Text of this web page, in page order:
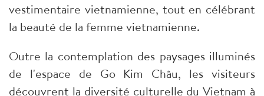
vestimentaire vietnamienne, tout en célébrant
la beauté de la femme vietnamienne.
Outre la contemplation des paysages illuminés
de l'espace de Go Kim Châu, les visiteurs
découvrent la diversité culturelle du Vietnam à